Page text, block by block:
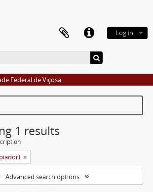
Log in
Federal de Viçosa
1 results
Advanced search options